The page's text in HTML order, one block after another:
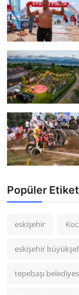
Popüler
eskişehir
eskişehir
tepebaşı